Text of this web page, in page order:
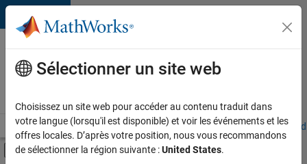
Passer au contenu
Votre
carrière
chez
Accueil Explorer nos opportunités Adresses de nos bureaux
Activer/désactiver l'affichage du menu
Contenu principal
Sélectionner un site web
Choisissez un site web pour accéder au contenu traduit dans
votre langue (lorsqu'il est disponible) et voir les événements et les
offres locales. D’après votre position, nous vous recommandons
de sélectionner la région suivante :United States.